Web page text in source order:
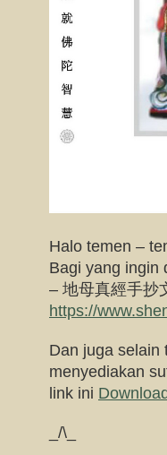
Halo temen –
Bagi yang ingin
– 地母真經手抄
https://
Dan juga selain
menyediakan
link ini
_/\_